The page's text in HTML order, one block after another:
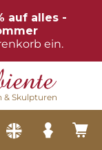
auf alles -
ein.
& Skulpturen